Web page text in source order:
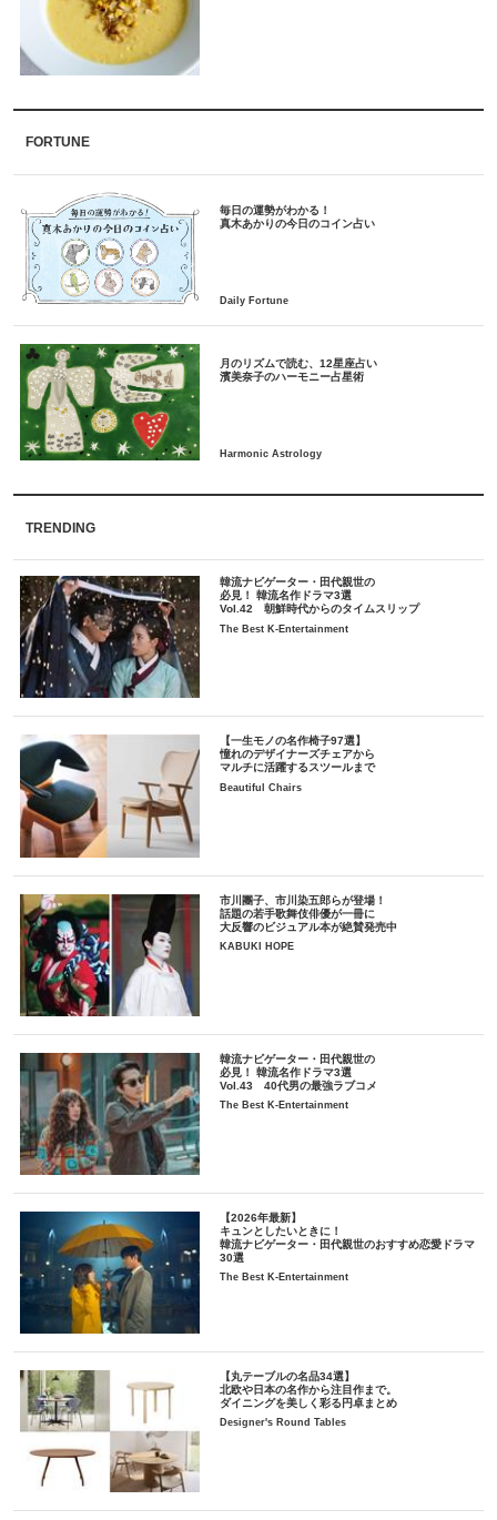
FORTUNE
毎日の運勢がわかる！
月のリズムで読む、12星座占い
TRENDING
韓流ナビゲーター・田代親世の
必見！ 韓流名作ドラマ3選
Vol.42 朝鮮時代からのタイムスリップ
The Best K-Entertainment
【一生モノの名作椅子97選】
憧れのデザイナーズチェアから
マルチに活躍するスツールまで
Beautiful Chairs
市川團子、市川染五郎らが登場！
話題の若手歌舞伎俳優が一冊に
大反響のビジュアル本が絶賛発売中
KABUKI HOPE
韓流ナビゲーター・田代親世の
必見！ 韓流名作ドラマ3選
Vol.43 40代男の最強ラブコメ
The Best K-Entertainment
【2026年最新】
キュンとしたいときに！
韓流ナビゲーター・田代親世のおすすめ恋愛ドラマ
30選
The Best K-Entertainment
【丸テーブルの名品34選】
北欧や日本の名作から注目作まで。
ダイニングを美しく彩る円卓まとめ
Designer's Round Tables